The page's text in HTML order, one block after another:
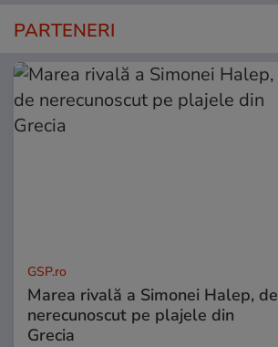
PARTENERI
GSP.ro
Marea rivală a Simonei Halep, de
nerecunoscut pe plajele din
Grecia